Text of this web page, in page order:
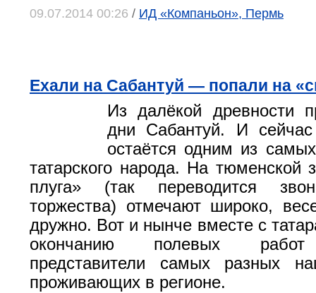
09.07.2014 00:26 / ИД «Компаньон», Пермь
Ехали на Сабантуй — попали на
Из далёкой древности
дни Сабантуй. И сейчас
остаётся одним из
татарского народа. На тюменской
плуга» (так переводится
торжества) отмечают широко,
дружно. Вот и нынче вместе с
окончанию полевых работ
представители самых разных
проживающих в регионе.